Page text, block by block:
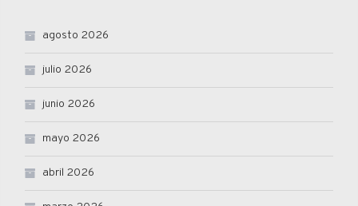
agosto 2026
julio 2026
junio 2026
mayo 2026
abril 2026